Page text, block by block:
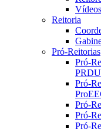
Reitoria
Pró-Reitorias
Pró-
PRDU
Pró-
Pró-
Pró-
Pró-